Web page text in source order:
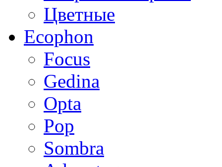
Цветные
Ecophon
Focus
Gedina
Opta
Pop
Sombra